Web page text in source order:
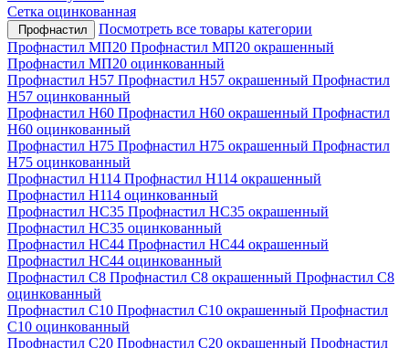
Сетка оцинкованная
Профнастил
Посмотреть все товары категории
Профнастил МП20 Профнастил МП20 окрашенный
Профнастил МП20 оцинкованный
Профнастил Н57 Профнастил Н57 окрашенный Профнастил
Н57 оцинкованный
Профнастил Н60 Профнастил Н60 окрашенный Профнастил
Н60 оцинкованный
Профнастил Н75 Профнастил Н75 окрашенный Профнастил
Н75 оцинкованный
Профнастил Н114 Профнастил Н114 окрашенный
Профнастил Н114 оцинкованный
Профнастил НС35 Профнастил НС35 окрашенный
Профнастил НС35 оцинкованный
Профнастил НС44 Профнастил НС44 окрашенный
Профнастил НС44 оцинкованный
Профнастил С8 Профнастил С8 окрашенный Профнастил С8
оцинкованный
Профнастил С10 Профнастил С10 окрашенный Профнастил
С10 оцинкованный
Профнастил С20 Профнастил С20 окрашенный Профнастил